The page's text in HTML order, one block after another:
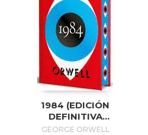
1984 (EDICIÓN
DEFINITIVA
AVALADA POR THE
GEORGE ORWELL